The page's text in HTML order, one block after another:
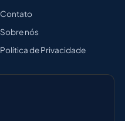
Contato
Sobre nós
Política de Privacidade